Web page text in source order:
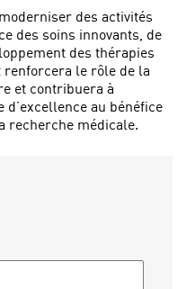
des activités
des soins innovants, de
des thérapies
le rôle de la
et contribuera à
au bénéfice
recherche médicale.